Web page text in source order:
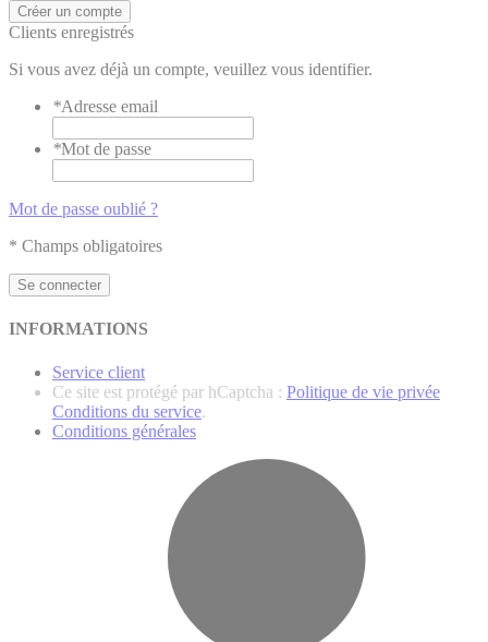
Créer un compte
Clients enregistrés
Si vous avez déjà un compte, veuillez vous identifier.
*Adresse email
*Mot de passe
Mot de passe oublié ?
* Champs obligatoires
Se connecter
INFORMATIONS
Service client
Ce site est protégé par hCaptcha : Politique de vie privée
Conditions du service.
Conditions générales